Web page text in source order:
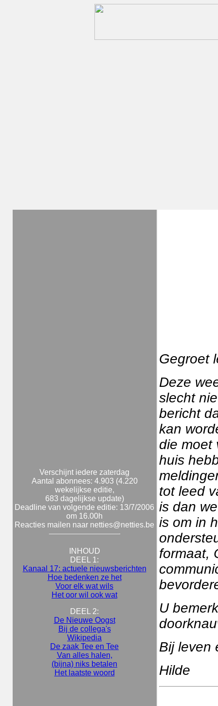
Verschijnt iedere zaterdag
Aantal abonnees: 4.903 (4.220
wekelijkse editie,
683 dagelijkse update)
Deadline van volgende editie: 13/7/2006
om 16.00h
Reacties mailen naar netties@netties.be
INHOUD
DEEL 1:
Kanaal 17: actuele nieuwsberichten
Hoe bedenken ze het
Voor elk wat wils
Het oor wil ook wat
DEEL 2:
De Nieuwe Oogst
Bij de collega's
Wikipedia
De zaak Tee en Tee
Van alles halen,
(bijna) niks betalen
Het laatste woord
Gegroet
Deze
slecht
bericht
kan
die moet
huis
tot leed
is dan
is om in
formaat,
U
Bij leven
Hilde